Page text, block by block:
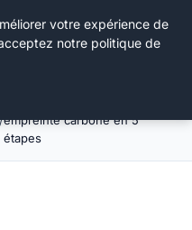
empreinte carbone en 5
étapes
votre expérience de
notre politique de